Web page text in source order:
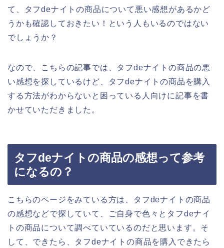
て、タフdeナイトの商品について悪い感想があるかど
うかも確認しておきたい！という人もいるのではない
でしょうか？
なので、こちらの記事では、タフdeナイトの商品の悪
い感想を探しているけど、タフdeナイトの商品を購入
する方法がわからないと困っている人向けに記事を書
かせていただきました。
タフdeナイトの商品の感想って参考
になるの？
こちらのページをみている方は、タフdeナイトの商品
の感想などで探していて、ご自身で色々とタフdeナイ
トの商品について調べていているのだと思います。そ
して、できたら、タフdeナイトの商品を購入できたら